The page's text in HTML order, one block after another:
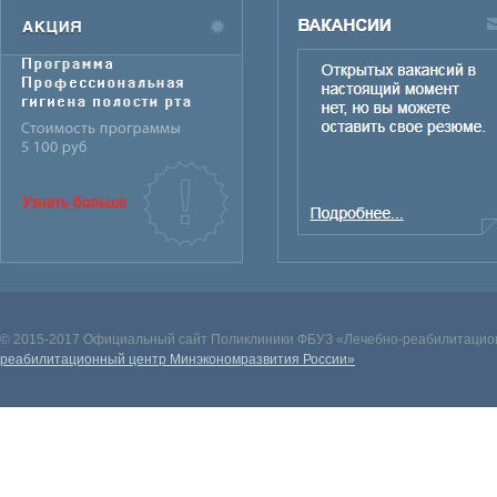
© 2015-2017 Официальный сайт Поликлиники ФБУЗ «Лечебно-
реабилитационный центр Минэкономразвития России»